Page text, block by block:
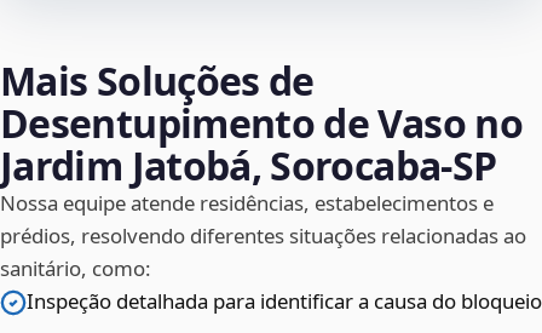
Mais Soluções de
Desentupimento de Vaso no
Jardim Jatobá, Sorocaba‑SP
Nossa equipe atende residências, estabelecimentos e
prédios, resolvendo diferentes situações relacionadas ao
sanitário, como:
Inspeção detalhada para identificar a causa do bloqueio